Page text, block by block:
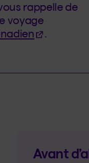
rappelle de
voyage
(Cet
.
Avant